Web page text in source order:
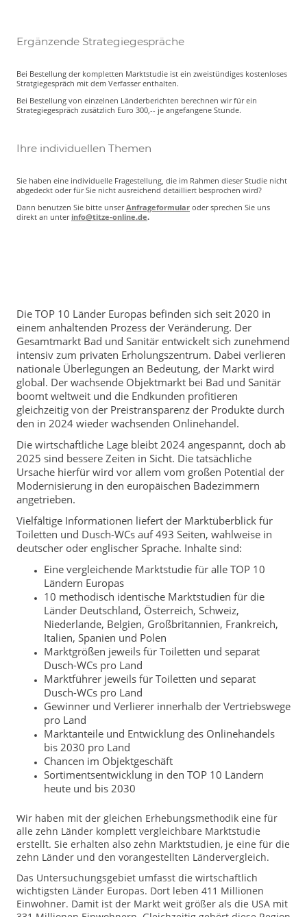
Ergänzende Strategiegespräche
Bei Bestellung der kompletten Marktstudie ist ein zweistündiges kostenloses
Stratgiegespräch mit dem Verfasser enthalten.
Bei Bestellung von einzelnen Länderberichten berechnen wir für ein
Strategiegespräch zusätzlich Euro 300,-- je angefangene Stunde.
Ihre individuellen Themen
Sie haben eine individuelle Fragestellung, die im Rahmen dieser Studie nicht
abgedeckt oder für Sie nicht ausreichend detailliert besprochen wird?
Dann benutzen Sie bitte unserAnfrageformular oder sprechen Sie uns
direkt an unter info@titze-online.de.
Die TOP 10 Länder Europas befinden sich seit 2020 in
einem anhaltenden Prozess der Veränderung. Der
Gesamtmarkt Bad und Sanitär entwickelt sich zunehmend
intensiv zum privaten Erholungszentrum. Dabei verlieren
nationale Überlegungen an Bedeutung, der Markt wird
global. Der wachsende Objektmarkt bei Bad und Sanitär
boomt weltweit und die Endkunden profitieren
gleichzeitig von der Preistransparenz der Produkte durch
den in 2024 wieder wachsenden Onlinehandel.
Die wirtschaftliche Lage bleibt 2024 angespannt, doch ab
2025 sind bessere Zeiten in Sicht. Die tatsächliche
Ursache hierfür wird vor allem vom großen Potential der
Modernisierung in den europäischen Badezimmern
angetrieben.
Vielfältige Informationen liefert der Marktüberblick für
Toiletten und Dusch-WCs auf 493 Seiten, wahlweise in
deutscher oder englischer Sprache. Inhalte sind:
Eine vergleichende Marktstudie für alle TOP 10
Ländern Europas
10 methodisch identische Marktstudien für die
Länder Deutschland, Österreich, Schweiz,
Niederlande, Belgien, Großbritannien, Frankreich,
Italien, Spanien und Polen
Marktgrößen jeweils für Toiletten und separat
Dusch-WCs pro Land
Marktführer jeweils für Toiletten und separat
Dusch-WCs pro Land
Gewinner und Verlierer innerhalb der Vertriebswege
pro Land
Marktanteile und Entwicklung des Onlinehandels
bis 2030 pro Land
Chancen im Objektgeschäft
Sortimentsentwicklung in den TOP 10 Ländern
heute und bis 2030
Wir haben mit der gleichen Erhebungsmethodik eine für
alle zehn Länder komplett vergleichbare Marktstudie
erstellt. Sie erhalten also zehn Marktstudien, je eine für die
zehn Länder und den vorangestellten Ländervergleich.
Das Untersuchungsgebiet umfasst die wirtschaftlich
wichtigsten Länder Europas. Dort leben 411 Millionen
Einwohner. Damit ist der Markt weit größer als die USA mit